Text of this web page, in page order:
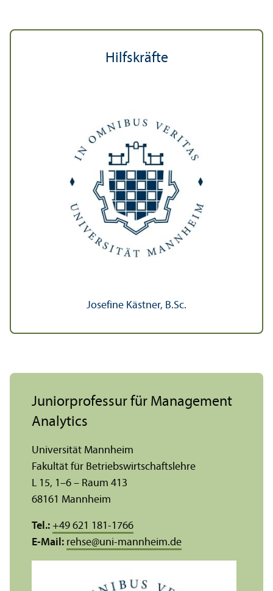
Hilfskräfte
Josefine Kästner, B.Sc.
Junior­professur für Management
Analytics
Universität Mannheim
Fakultät für Betriebs­wirtschafts­lehre
L 15, 1–6 – Raum 413
68161 Mannheim
Tel.: +49 621 181-1766
E-Mail: rehse@uni-mannheim.de